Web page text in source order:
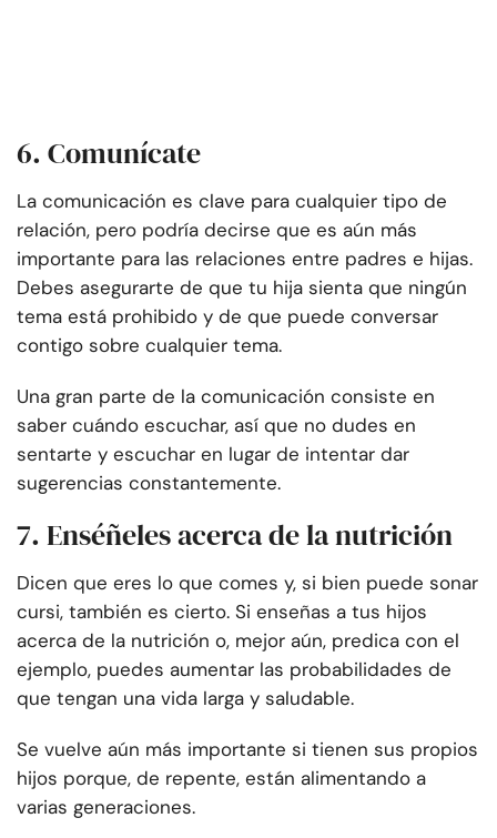
6. Comunícate
La comunicación es clave para cualquier tipo de
relación, pero podría decirse que es aún más
importante para las relaciones entre padres e hijas.
Debes asegurarte de que tu hija sienta que ningún
tema está prohibido y de que puede conversar
contigo sobre cualquier tema.
Una gran parte de la comunicación consiste en
saber cuándo escuchar, así que no dudes en
sentarte y escuchar en lugar de intentar dar
sugerencias constantemente.
7. Enséñeles acerca de la nutrición
Dicen que eres lo que comes y, si bien puede sonar
cursi, también es cierto. Si enseñas a tus hijos
acerca de la nutrición o, mejor aún, predica con el
ejemplo, puedes aumentar las probabilidades de
que tengan una vida larga y saludable.
Se vuelve aún más importante si tienen sus propios
hijos porque, de repente, están alimentando a
varias generaciones.